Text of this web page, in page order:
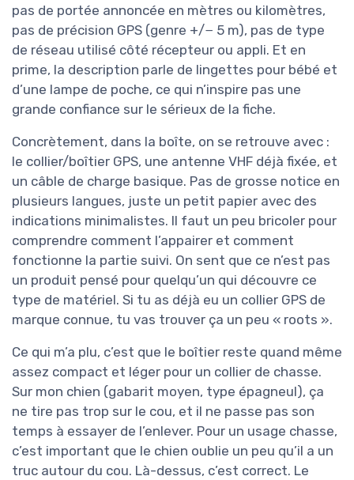
pas de portée annoncée en mètres ou kilomètres,
pas de précision GPS (genre +/− 5 m), pas de type
de réseau utilisé côté récepteur ou appli. Et en
prime, la description parle de lingettes pour bébé et
d’une lampe de poche, ce qui n’inspire pas une
grande confiance sur le sérieux de la fiche.
Concrètement, dans la boîte, on se retrouve avec :
le collier/boîtier GPS, une antenne VHF déjà fixée, et
un câble de charge basique. Pas de grosse notice en
plusieurs langues, juste un petit papier avec des
indications minimalistes. Il faut un peu bricoler pour
comprendre comment l’appairer et comment
fonctionne la partie suivi. On sent que ce n’est pas
un produit pensé pour quelqu’un qui découvre ce
type de matériel. Si tu as déjà eu un collier GPS de
marque connue, tu vas trouver ça un peu « roots ».
Ce qui m’a plu, c’est que le boîtier reste quand même
assez compact et léger pour un collier de chasse.
Sur mon chien (gabarit moyen, type épagneul), ça
ne tire pas trop sur le cou, et il ne passe pas son
temps à essayer de l’enlever. Pour un usage chasse,
c’est important que le chien oublie un peu qu’il a un
truc autour du cou. Là-dessus, c’est correct. Le